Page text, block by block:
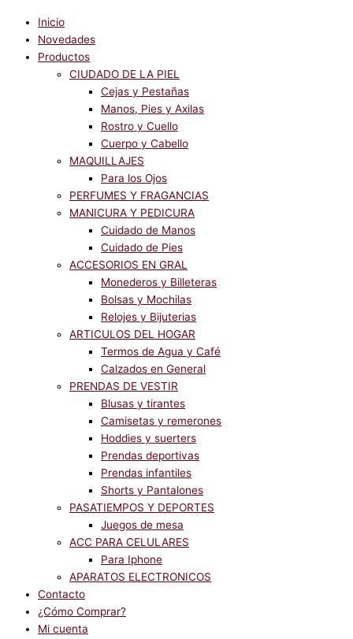
Inicio
Novedades
Productos
CIUDADO DE LA PIEL
Cejas y Pestañas
Manos, Pies y Axilas
Rostro y Cuello
Cuerpo y Cabello
MAQUILLAJES
Para los Ojos
PERFUMES Y FRAGANCIAS
MANICURA Y PEDICURA
Cuidado de Manos
Cuidado de Pies
ACCESORIOS EN GRAL
Monederos y Billeteras
Bolsas y Mochilas
Relojes y Bijuterias
ARTICULOS DEL HOGAR
Termos de Agua y Café
Calzados en General
PRENDAS DE VESTIR
Blusas y tirantes
Camisetas y remerones
Hoddies y suerters
Prendas deportivas
Prendas infantiles
Shorts y Pantalones
PASATIEMPOS Y DEPORTES
Juegos de mesa
ACC PARA CELULARES
Para Iphone
APARATOS ELECTRONICOS
Contacto
¿Cómo Comprar?
Mi cuenta